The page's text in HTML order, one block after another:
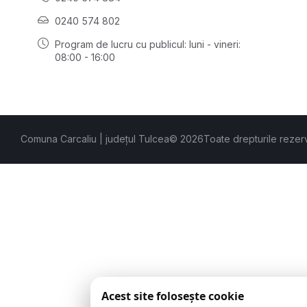
0240 574 802
Program de lucru cu publicul: luni - vineri:
08:00 - 16:00
Comuna Carcaliu | județul Tulcea© 2026Toate drepturile
Acest site folosește cookie